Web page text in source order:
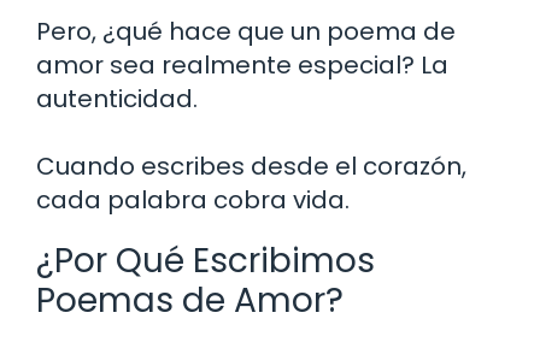
Pero, ¿qué hace que un poema de
amor sea realmente especial? La
autenticidad.
Cuando escribes desde el corazón,
cada palabra cobra vida.
¿Por Qué Escribimos
Poemas de Amor?